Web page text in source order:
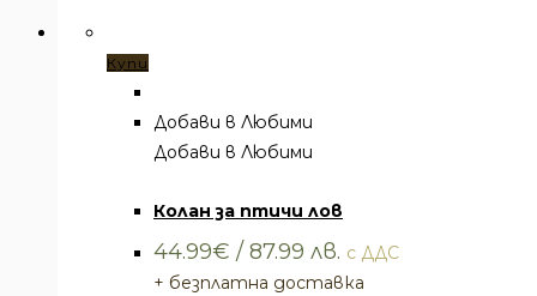
Купи
Добави в Любими
Добави в Любими
Колан за птичи лов
44.99€ / 87.99 лв. с ДДС
+ безплатна доставка